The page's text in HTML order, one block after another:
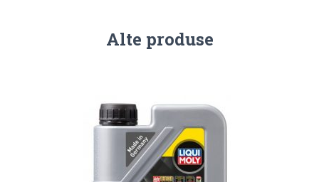
Alte produse